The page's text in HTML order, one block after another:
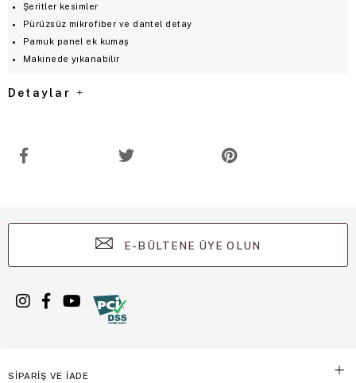
Şeritler kesimler
Pürüzsüz mikrofiber ve dantel detay
Pamuk panel ek kumaş
Makinede yıkanabilir
Detaylar
E-BÜLTENE ÜYE OLUN
SİPARİŞ VE İADE